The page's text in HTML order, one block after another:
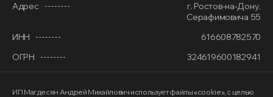
Адрес
г. Ростов-на-Дону,
Серафимовича 55
ИНН
616608782570
ОГРН
324619600182941
ИП Магдесян Андрей Михайлович использует файлы «cookie», с целью